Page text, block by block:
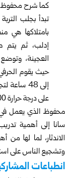
كما شرح محفوظ
تبدأ بجلب
بامتلاكها هي
إدلب، ثم يتم
العجينة،
حيث يقوم الحرفي
إلى 48
على درجة حرارة 800 درجة مئوية لتصبح جاهزة للاستخدام.
محفوظ الذي يعمل
سانا إلى أهمية
الاندثار، لما لها من
وتشجيع الناس على
انطباعات